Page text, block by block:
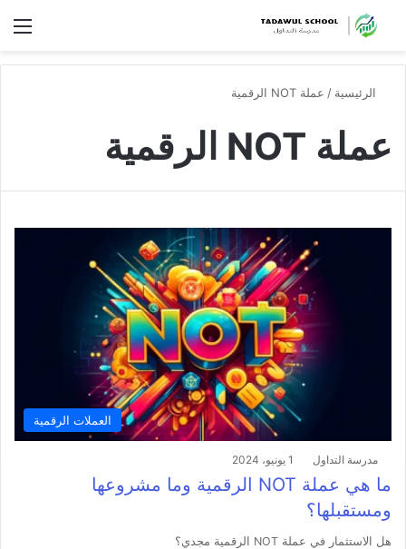
الرئيسية / عملة NOT الرقمية
عملة NOT الرقمية
العملات الرقمية
مدرسة التداول 1 يونيو، 2024
ما هي عملة NOT الرقمية وما مشروعها
ومستقبلها؟
هل الاستثمار في عملة NOT الرقمية مجدي؟